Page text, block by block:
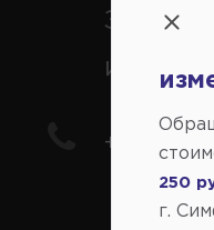
Заказ
+7(978)
250
г.